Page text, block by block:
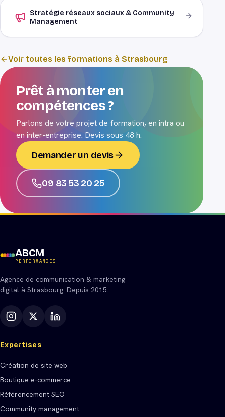
Stratégie réseaux sociaux & Community
Management
Voir toutes les formations à Strasbourg
Prêt à monter en
compétences ?
Parlons de votre projet de formation, en intra ou
en inter-entreprise. Devis sous 48 h.
Demander un devis
09 83 53 20 25
ABCM
PERFORMANCES
Agence de communication & marketing
digital à Strasbourg. Depuis 2015.
Expertises
Création de site web
Boutique e-commerce
Référencement SEO
Community management